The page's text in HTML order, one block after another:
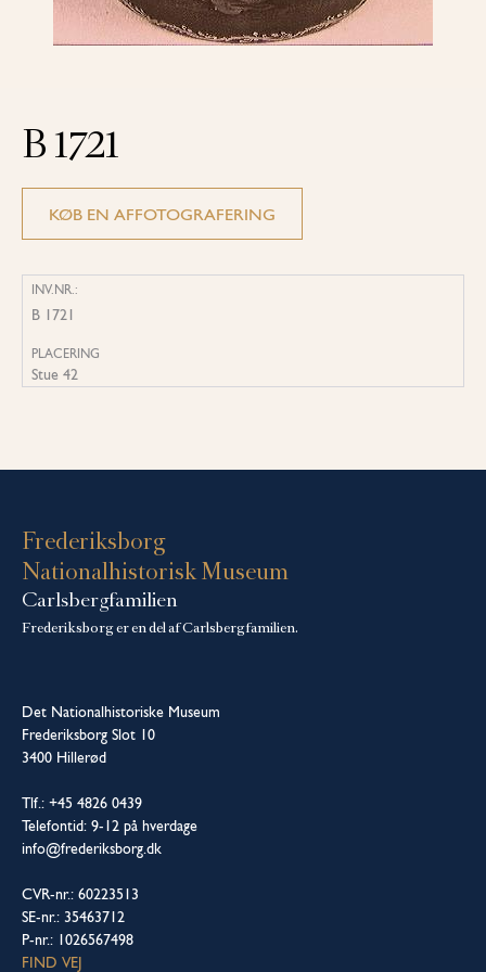
B 1721
KØB EN AFFOTOGRAFERING
INV.NR.:
B 1721
PLACERING
Stue 42
Frederiksborg
Nationalhistorisk Museum
Carlsbergfamilien
Frederiksborg er en del af Carlsbergfamilien.
Det Nationalhistoriske Museum
Frederiksborg Slot 10
3400 Hillerød
Tlf.: +45 4826 0439
Telefontid: 9-12 på hverdage
info@frederiksborg.dk
CVR-nr.: 60223513
SE-nr.: 35463712
P-nr.: 1026567498
FIND VEJ